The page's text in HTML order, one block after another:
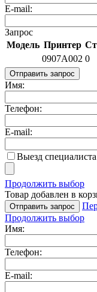
E-mail:
Запрос
Модель Принтер
0907A002 0
Отправить запрос
Имя:
Телефон:
E-mail:
Выезд специалиста
Продолжить выбор
Товар добавлен в
Отправить запрос
Продолжить выбор
Имя:
Телефон:
E-mail: